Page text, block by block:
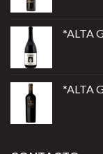
*ALTA
*ALTA